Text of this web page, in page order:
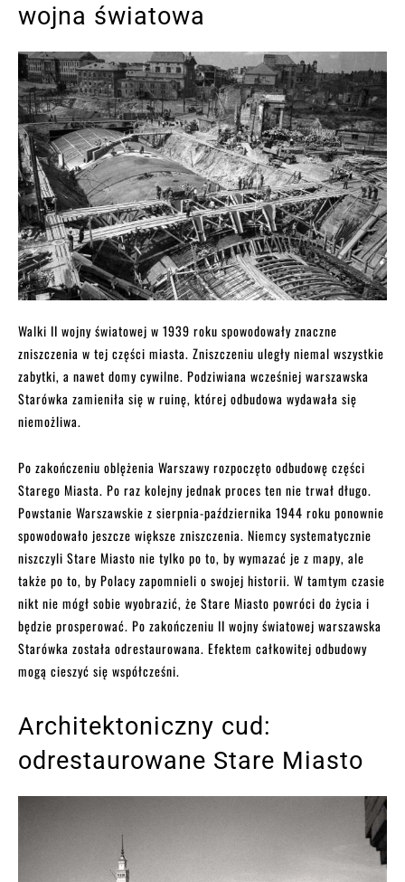
wojna światowa
Walki II wojny światowej w 1939 roku spowodowały znaczne
zniszczenia w tej części miasta. Zniszczeniu uległy niemal wszystkie
zabytki, a nawet domy cywilne. Podziwiana wcześniej warszawska
Starówka zamieniła się w ruinę, której odbudowa wydawała się
niemożliwa.
Po zakończeniu oblężenia Warszawy rozpoczęto odbudowę części
Starego Miasta. Po raz kolejny jednak proces ten nie trwał długo.
Powstanie Warszawskie z sierpnia-października 1944 roku ponownie
spowodowało jeszcze większe zniszczenia. Niemcy systematycznie
niszczyli Stare Miasto nie tylko po to, by wymazać je z mapy, ale
także po to, by Polacy zapomnieli o swojej historii. W tamtym czasie
nikt nie mógł sobie wyobrazić, że Stare Miasto powróci do życia i
będzie prosperować. Po zakończeniu II wojny światowej warszawska
Starówka została odrestaurowana. Efektem całkowitej odbudowy
mogą cieszyć się współcześni.
Architektoniczny cud:
odrestaurowane Stare Miasto